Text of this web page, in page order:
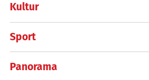
Kultur
Sport
Panorama